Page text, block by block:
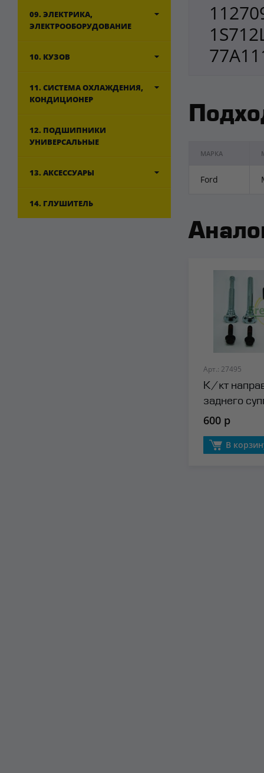
09. ЭЛЕКТРИКА,
ЭЛЕКТРООБОРУДОВАНИЕ
10. КУЗОВ
11. СИСТЕМА ОХЛАЖДЕНИЯ,
КОНДИЦИОНЕР
12. ПОДШИПНИКИ
УНИВЕРСАЛЬНЫЕ
13. АКСЕССУАРЫ
14. ГЛУШИТЕЛЬ
МАРКА
Ford
Арт.: 27495
К/кт
заднего
сторона)
600 р
В